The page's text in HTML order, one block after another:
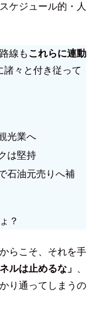
ケジュール的・人
線もこれらに連動
諸々と付き従って
光業へ
は堅持
石油元売りへ補
？
らこそ、それを手
ルは止めるな」
り通ってしまうの